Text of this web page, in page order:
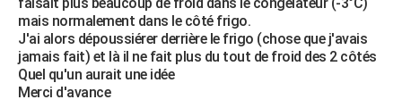
Forum
Aménagement intérieur
Extérieur
Cuisine
Salle de bains
Jardinage
Rangement
WEEK-END
Guides de France
Escapades
Patrimoine
Expositions
Musées
Week-end nature
+LIFESTYLE
Art de vivre
Bien-être
Loisirs
Mode
Modes de vie
SANTE
mais normalement dans le côté frigo.
J'ai alors dépoussiérer derrière le frigo (chose que j'avais
jamais fait) et là il ne fait plus du tout de froid des 2 côtés
Quel qu'un aurait une idée
Merci d'avance